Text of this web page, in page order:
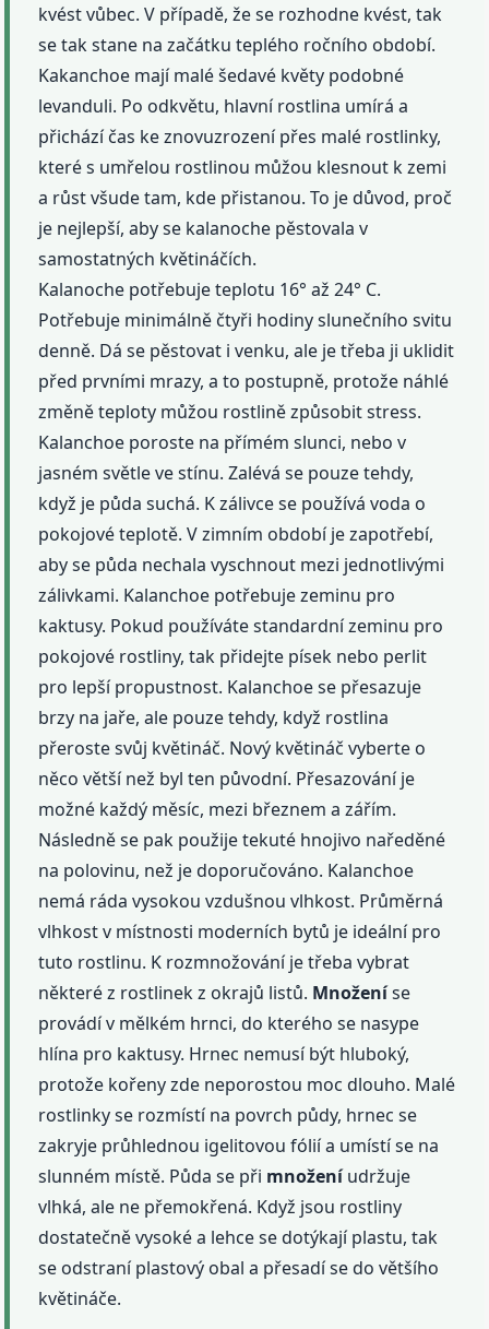
kvést vůbec. V případě, že se rozhodne kvést, tak
se tak stane na začátku teplého ročního období.
Kakanchoe mají malé šedavé květy podobné
levanduli. Po odkvětu, hlavní rostlina umírá a
přichází čas ke znovuzrození přes malé rostlinky,
které s umřelou rostlinou můžou klesnout k zemi
a růst všude tam, kde přistanou. To je důvod, proč
je nejlepší, aby se kalanoche pěstovala v
samostatných květináčích.
Kalanoche potřebuje teplotu 16° až 24° C.
Potřebuje minimálně čtyři hodiny slunečního svitu
denně. Dá se pěstovat i venku, ale je třeba ji uklidit
před prvními mrazy, a to postupně, protože náhlé
změně teploty můžou rostlině způsobit stress.
Kalanchoe poroste na přímém slunci, nebo v
jasném světle ve stínu. Zalévá se pouze tehdy,
když je půda suchá. K zálivce se používá voda o
pokojové teplotě. V zimním období je zapotřebí,
aby se půda nechala vyschnout mezi jednotlivými
zálivkami. Kalanchoe potřebuje zeminu pro
kaktusy. Pokud používáte standardní zeminu pro
pokojové rostliny, tak přidejte písek nebo perlit
pro lepší propustnost. Kalanchoe se přesazuje
brzy na jaře, ale pouze tehdy, když rostlina
přeroste svůj květináč. Nový květináč vyberte o
něco větší než byl ten původní. Přesazování je
možné každý měsíc, mezi březnem a zářím.
Následně se pak použije tekuté hnojivo naředěné
na polovinu, než je doporučováno. Kalanchoe
nemá ráda vysokou vzdušnou vlhkost. Průměrná
vlhkost v místnosti moderních bytů je ideální pro
tuto rostlinu. K rozmnožování je třeba vybrat
některé z rostlinek z okrajů listů. Množeníse
provádí v mělkém hrnci, do kterého se nasype
hlína pro kaktusy. Hrnec nemusí být hluboký,
protože kořeny zde neporostou moc dlouho. Malé
rostlinky se rozmístí na povrch půdy, hrnec se
zakryje průhlednou igelitovou fólií a umístí se na
slunném místě. Půda se při množeníudržuje
vlhká, ale ne přemokřená. Když jsou rostliny
dostatečně vysoké a lehce se dotýkají plastu, tak
se odstraní plastový obal a přesadí se do většího
květináče.